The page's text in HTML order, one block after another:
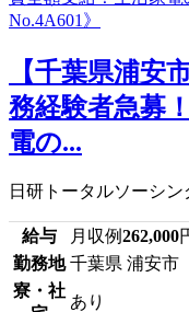
【千葉県浦安
務経験者急募
電の...
日研トータルソーシン
給与 月収例262,000
勤務地 千葉県 浦安市
寮・社
あり